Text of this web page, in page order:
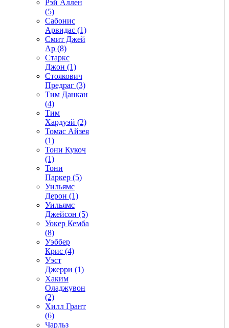
Рэй Аллен
(5)
Сабонис
Арвидас (1)
Смит Джей
Ар (8)
Старкс
Джон (1)
Стоякович
Предраг (3)
Тим Данкан
(4)
Тим
Хардуэй (2)
Томас Айзея
(1)
Тони Кукоч
(1)
Тони
Паркер (5)
Уильямс
Дерон (1)
Уильямс
Джейсон (5)
Уокер Кемба
(8)
Уэббер
Крис (4)
Уэст
Джерри (1)
Хаким
Оладжувон
(2)
Хилл Грант
(6)
Чарльз